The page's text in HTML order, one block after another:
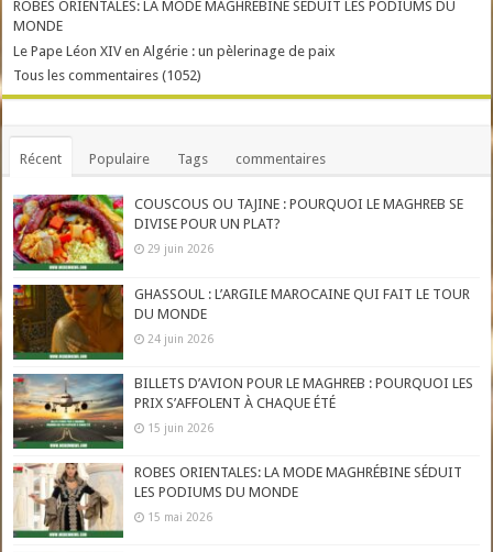
ROBES ORIENTALES: LA MODE MAGHRÉBINE SÉDUIT LES PODIUMS DU
MONDE
Le Pape Léon XIV en Algérie : un pèlerinage de paix
Tous les commentaires (1052)
Récent Populaire Tags commentaires
COUSCOUS OU TAJINE : POURQUOI LE MAGHREB SE
DIVISE POUR UN PLAT?
29 juin 2026
GHASSOUL : L’ARGILE MAROCAINE QUI FAIT LE TOUR
DU MONDE
24 juin 2026
BILLETS D’AVION POUR LE MAGHREB : POURQUOI LES
PRIX S’AFFOLENT À CHAQUE ÉTÉ
15 juin 2026
ROBES ORIENTALES: LA MODE MAGHRÉBINE SÉDUIT
LES PODIUMS DU MONDE
15 mai 2026